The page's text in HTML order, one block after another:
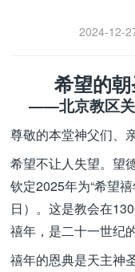
政策法规
时事新闻
2024-12-
希望的
——北京教区关
尊敬的本堂神父们、
希望不让人失望。望
钦定2025年为“希望
日）。这是教会在
禧年，是二十一世纪
禧年的恩典是天主神